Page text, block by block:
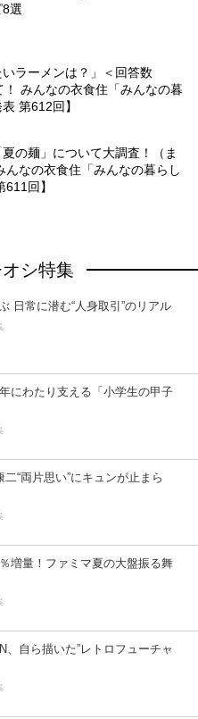
選
いラーメンは？」＜回答数
みんなの衣食住「みんなの暮
第612回】
の麺」について大調査！（ま
んなの衣食住「みんなの暮らし
回】
シ特集
日常に潜む“人身取引”のリアル
にわたり支える「小学生の甲子
“両片思い”にキュンが止まら
増量！ファミマ夏の大盤振る舞
自ら描いた”レトロフューチャ